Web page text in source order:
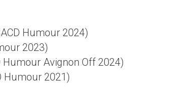
Humour 2024)
2023)
Humour Avignon Off 2024)
Humour 2021)